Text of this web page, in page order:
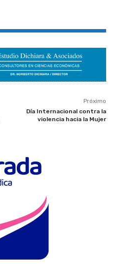
Próximo
Día Internacional contra la
violencia hacia la Mujer